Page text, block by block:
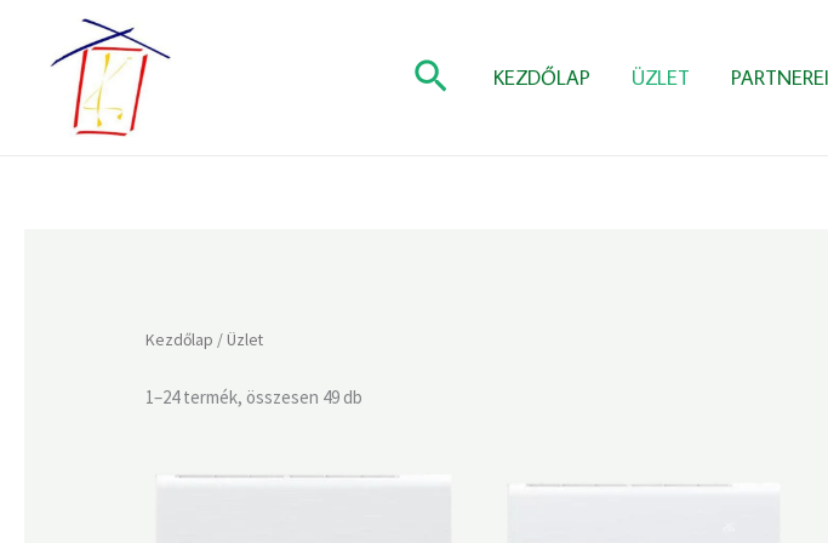
content
SearchKEZDŐLAP ÜZLET
Kezdőlap / Üzlet
1–24 termék, összesen 49 db